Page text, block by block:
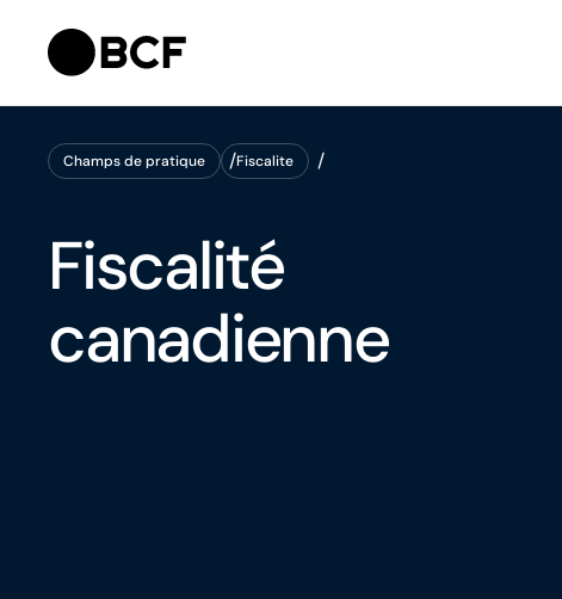
Champs de pratique
Fiscalite
Fiscalité
canadienne